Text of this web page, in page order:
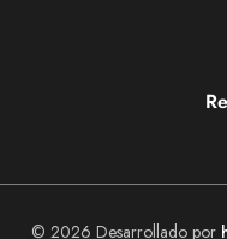
© 2026 Desarrollado por